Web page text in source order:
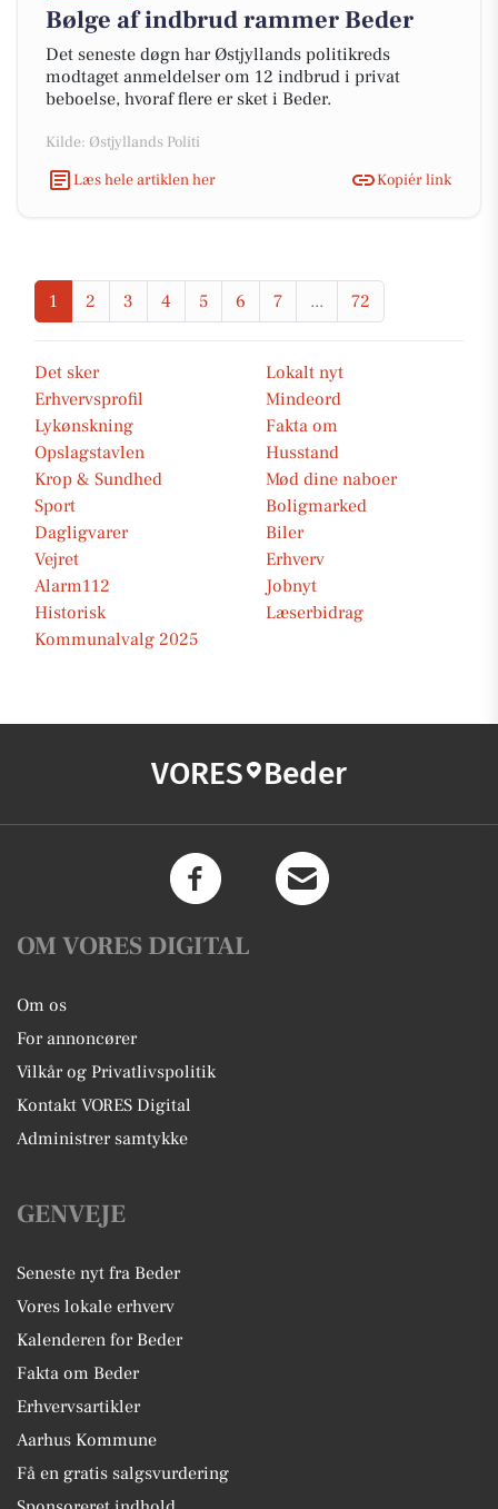
Bølge af indbrud rammer Beder
Det seneste døgn har Østjyllands politikreds
modtaget anmeldelser om 12 indbrud i privat
beboelse, hvoraf flere er sket i Beder.
Kilde: Østjyllands Politi
Læs hele artiklen her
Kopiér link
1 2 3 4 5 6 7 ... 72
Det sker
Lokalt nyt
Erhvervsprofil
Mindeord
Lykønskning
Fakta om
Opslagstavlen
Husstand
Krop & Sundhed
Mød dine naboer
Sport
Boligmarked
Dagligvarer
Biler
Vejret
Erhverv
Alarm112
Jobnyt
Historisk
Læserbidrag
Kommunalvalg 2025
VORES Beder
OM VORES DIGITAL
Om os
For annoncører
Vilkår og Privatlivspolitik
Kontakt VORES Digital
Administrer samtykke
GENVEJE
Seneste nyt fra Beder
Vores lokale erhverv
Kalenderen for Beder
Fakta om Beder
Erhvervsartikler
Aarhus Kommune
Få en gratis salgsvurdering